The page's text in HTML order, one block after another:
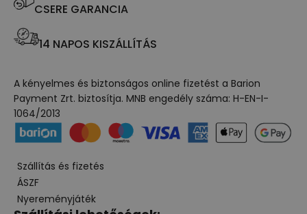
CSERE GARANCIA
14 NAPOS KISZÁLLÍTÁS
A kényelmes és biztonságos online fizetést a Barion
Payment Zrt. biztosítja. MNB engedély száma: H-EN-I-
1064/2013
Szállítás és fizetés
ÁSZF
Nyereményjáték